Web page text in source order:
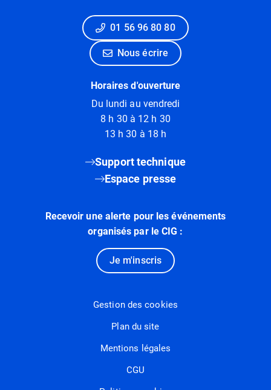
01 56 96 80 80
Nous écrire
Horaires d'ouverture
Du lundi au vendredi
8 h 30 à 12 h 30
13 h 30 à 18 h
Support technique
Espace presse
Recevoir une alerte pour les événements
organisés par le CIG :
Je m'inscris
Gestion des cookies
Plan du site
Mentions légales
CGU